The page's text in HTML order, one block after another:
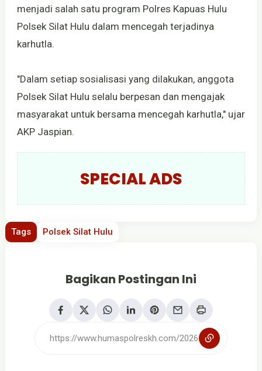
menjadi salah satu program Polres Kapuas Hulu
Polsek Silat Hulu dalam mencegah terjadinya
karhutla.
"Dalam setiap sosialisasi yang dilakukan, anggota
Polsek Silat Hulu selalu berpesan dan mengajak
masyarakat untuk bersama mencegah karhutla," ujar
AKP Jaspian.
SPECIAL ADS
Tags Polsek Silat Hulu
Bagikan Postingan Ini